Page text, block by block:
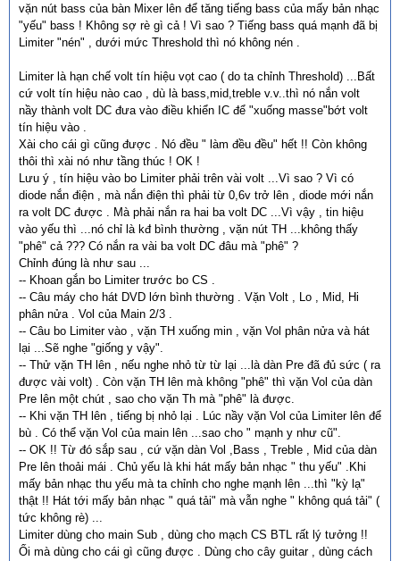
vặn nút bass của bàn Mixer lên để tăng tiếng bass của mấy bản nhạc
"yếu" bass ! Không sợ rè gì cả ! Vì sao ? Tiếng bass quá mạnh đã bị
Limiter "nén" , dưới mức Threshold thì nó không nén .
Limiter là hạn chế volt tín hiệu vọt cao ( do ta chỉnh Threshold) ...Bất
cứ volt tín hiệu nào cao , dù là bass,mid,treble v.v..thì nó nắn volt
nầy thành volt DC đưa vào điều khiển IC để "xuống masse"bớt volt
tín hiệu vào .
Xài cho cái gì cũng được . Nó đều " làm đều đều" hết !! Còn không
thôi thì xài nó như tầng thúc ! OK !
Lưu ý , tín hiệu vào bo Limiter phải trên vài volt ...Vì sao ? Vì có
diode nắn điện , mà nắn điện thì phải từ 0,6v trở lên , diode mới nắn
ra volt DC được . Mà phải nắn ra hai ba volt DC ...Vì vậy , tin hiệu
vào yếu thì ...nó chỉ là kđ bình thường , vặn nút TH ...không thấy
"phê" cả ??? Có nắn ra vài ba volt DC đâu mà "phê" ?
Chỉnh đúng là như sau ...
-- Khoan gắn bo Limiter trước bo CS .
-- Câu máy cho hát DVD lớn bình thường . Vặn Volt , Lo , Mid, Hi
phân nửa . Vol của Main 2/3 .
-- Câu bo Limiter vào , vặn TH xuống min , vặn Vol phân nửa và hát
lại ...Sẽ nghe "giống y vậy".
-- Thử vặn TH lên , nếu nghe nhỏ từ từ lại ...là dàn Pre đã đủ sức ( ra
được vài volt) . Còn vặn TH lên mà không "phê" thì vặn Vol của dàn
Pre lên một chút , sao cho vặn Th mà "phê" là được.
-- Khi vặn TH lên , tiếng bị nhỏ lại . Lúc nầy vặn Vol của Limiter lên để
bù . Có thể vặn Vol của main lên ...sao cho " mạnh y như cũ".
-- OK !! Từ đó sắp sau , cứ vặn dàn Vol ,Bass , Treble , Mid của dàn
Pre lên thoải mái . Chủ yếu là khi hát mấy bản nhạc " thu yếu" .Khi
mấy bản nhạc thu yếu mà ta chỉnh cho nghe mạnh lên ...thì "kỳ lạ"
thật !! Hát tới mấy bản nhạc " quá tải" mà vẫn nghe " không quá tải" (
tức không rè) ...
Limiter dùng cho main Sub , dùng cho mạch CS BTL rất lý tưởng !!
Ối mà dùng cho cái gì cũng được . Dùng cho cây guitar , dùng cách